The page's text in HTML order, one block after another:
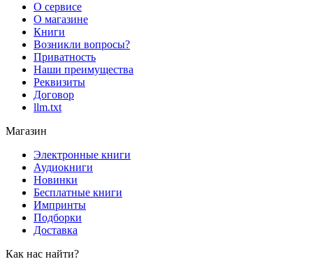
О сервисе
О магазине
Книги
Возникли вопросы?
Приватность
Наши преимущества
Реквизиты
Договор
llm.txt
Магазин
Электронные книги
Аудиокниги
Новинки
Бесплатные книги
Импринты
Подборки
Доставка
Как нас найти?